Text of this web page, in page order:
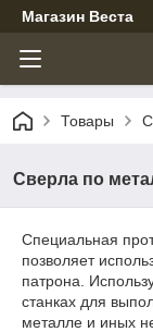
Магазин Веста
Товары
Сверла по
Специальная
позволяет
патрона.
станках для
металле и иных